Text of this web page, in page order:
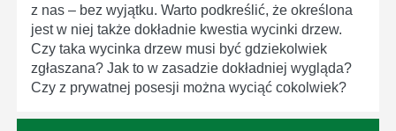
z nas – bez wyjątku. Warto podkreślić, że określona
jest w niej także dokładnie kwestia wycinki drzew.
Czy taka wycinka drzew musi być gdziekolwiek
zgłaszana? Jak to w zasadzie dokładniej wygląda?
Czy z prywatnej posesji można wyciąć cokolwiek?